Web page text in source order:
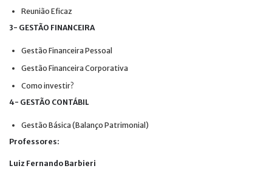
Reunião Eficaz
3- GESTÃO FINANCEIRA
Gestão Financeira Pessoal
Gestão Financeira Corporativa
Como investir?
4- GESTÃO CONTÁBIL
Gestão Básica (Balanço Patrimonial)
Professores:
Luiz Fernando Barbieri